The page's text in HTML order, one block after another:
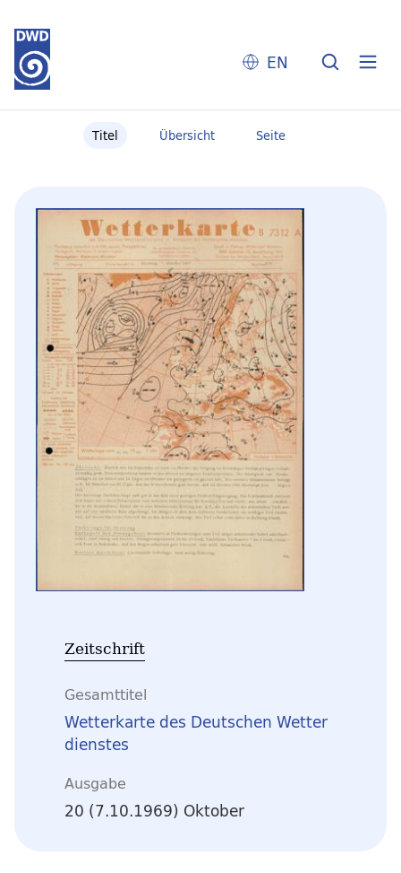
EN
Titel Übersicht Seite
Zeitschrift
Gesamttitel
Wetterkarte des Deutschen Wetter
dienstes
Ausgabe
20 (7.10.1969) Oktober